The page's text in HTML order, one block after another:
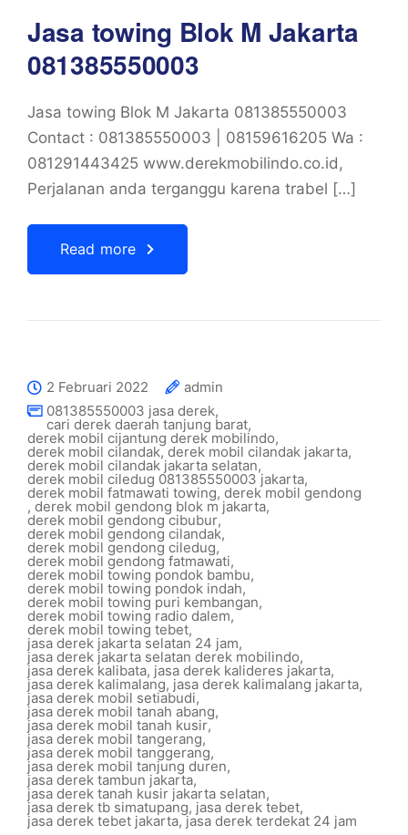
Jasa towing Blok M Jakarta
081385550003
Jasa towing Blok M Jakarta 081385550003
Contact : 081385550003 | 08159616205 Wa :
081291443425 www.derekmobilindo.co.id,
Perjalanan anda terganggu karena trabel […]
Read more
2 Februari 2022
admin
081385550003 jasa derek,
cari derek daerah tanjung barat,
derek mobil cijantung derek mobilindo,
derek mobil cilandak,derek mobil cilandak jakarta,
derek mobil cilandak jakarta selatan,
derek mobil ciledug 081385550003 jakarta,
derek mobil fatmawati towing, derek mobil gendong
, derek mobil gendong blok m jakarta,
derek mobil gendong cibubur,
derek mobil gendong cilandak,
derek mobil gendong ciledug,
derek mobil gendong fatmawati,
derek mobil towing pondok bambu,
derek mobil towing pondok indah,
derek mobil towing puri kembangan,
derek mobil towing radio dalem,
derek mobil towing tebet,
jasa derek jakarta selatan 24 jam,
jasa derek jakarta selatan derek mobilindo,
jasa derek kalibata, jasa derek kalideres jakarta,
jasa derek kalimalang, jasa derek kalimalang jakarta,
jasa derek mobil setiabudi,
jasa derek mobil tanah abang,
jasa derek mobil tanah kusir,
jasa derek mobil tangerang,
jasa derek mobil tanggerang,
jasa derek mobil tanjung duren,
jasa derek tambun jakarta,
jasa derek tanah kusir jakarta selatan,
jasa derek tb simatupang, jasa derek tebet,
jasa derek tebet jakarta,jasa derek terdekat 24 jam